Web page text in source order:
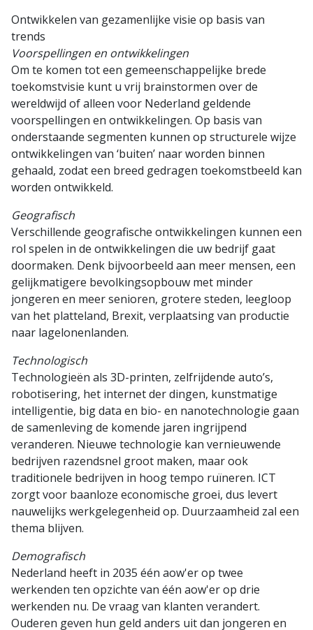
Ontwikkelen van gezamenlijke visie op basis van
trends
Voorspellingen en ontwikkelingen
Om te komen tot een gemeenschappelijke brede
toekomstvisie kunt u vrij brainstormen over de
wereldwijd of alleen voor Nederland geldende
voorspellingen en ontwikkelingen. Op basis van
onderstaande segmenten kunnen op structurele wijze
ontwikkelingen van ‘buiten’ naar worden binnen
gehaald, zodat een breed gedragen toekomstbeeld kan
worden ontwikkeld.
Geografisch
Verschillende geografische ontwikkelingen kunnen een
rol spelen in de ontwikkelingen die uw bedrijf gaat
doormaken. Denk bijvoorbeeld aan meer mensen, een
gelijkmatigere bevolkingsopbouw met minder
jongeren en meer senioren, grotere steden, leegloop
van het platteland, Brexit, verplaatsing van productie
naar lagelonenlanden.
Technologisch
Technologieën als 3D-printen, zelfrijdende auto’s,
robotisering, het internet der dingen, kunstmatige
intelligentie, big data en bio- en nanotechnologie gaan
de samenleving de komende jaren ingrijpend
veranderen. Nieuwe technologie kan vernieuwende
bedrijven razendsnel groot maken, maar ook
traditionele bedrijven in hoog tempo ruïneren. ICT
zorgt voor baanloze economische groei, dus levert
nauwelijks werkgelegenheid op. Duurzaamheid zal een
thema blijven.
Demografisch
Nederland heeft in 2035 één aow'er op twee
werkenden ten opzichte van één aow'er op drie
werkenden nu. De vraag van klanten verandert.
Ouderen geven hun geld anders uit dan jongeren en